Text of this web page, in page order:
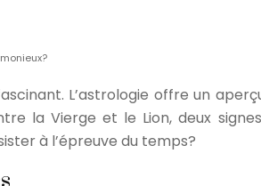
L’astrologie offre un
la Vierge et le Lion, deux
à l’épreuve du temps?